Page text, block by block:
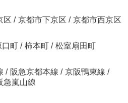
区 / 京都市下京区 / 京都市西京区
口町 / 柿本町 / 松室扇田町
/ 阪急京都本線 / 京阪鴨東線 /
急嵐山線